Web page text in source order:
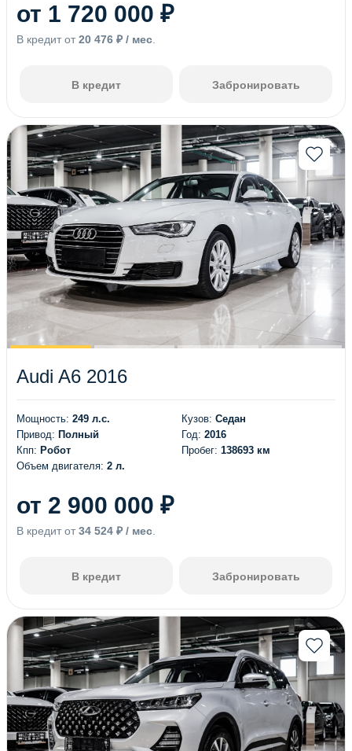
от 1 720 000 ₽
В кредит от 20 476 ₽ / мес.
В кредит Забронировать
Audi A6 2016
Мощность: 249 л.с.
Привод: Полный
Кпп: Робот
Объем двигателя: 2 л.
Кузов: Седан
Год: 2016
Пробег: 138693 км
от 2 900 000 ₽
В кредит от 34 524 ₽ / мес
В кредит Забронировать